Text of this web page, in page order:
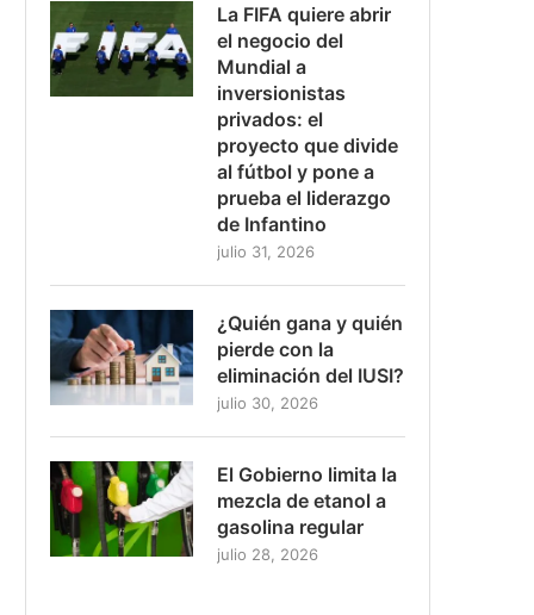
La FIFA quiere abrir
el negocio del
Mundial a
inversionistas
privados: el
proyecto que divide
al fútbol y pone a
prueba el liderazgo
de Infantino
julio 31, 2026
¿Quién gana y quién
pierde con la
eliminación del IUSI?
julio 30, 2026
El Gobierno limita la
mezcla de etanol a
gasolina regular
julio 28, 2026